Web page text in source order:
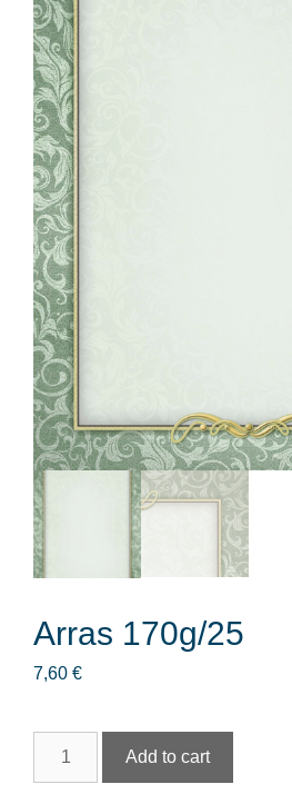
Arras 170g/25
7,60 €
Arras
170g/25
Add to cart